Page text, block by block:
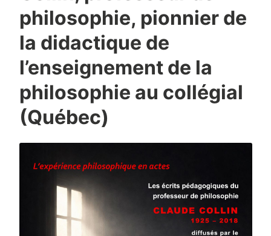
philosophie, pionnier de
la didactique de
l’enseignement de la
philosophie au collégial
(Québec)